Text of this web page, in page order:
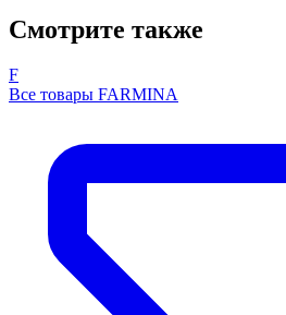
Смотрите также
F
Все товары FARMINA